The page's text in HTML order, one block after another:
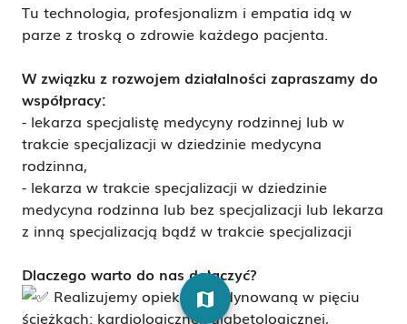
Tu technologia, profesjonalizm i empatia idą w
parze z troską o zdrowie każdego pacjenta.
W związku z rozwojem działalności zapraszamy do
współpracy:
- lekarza specjalistę medycyny rodzinnej lub w
trakcie specjalizacji w dziedzinie medycyna
rodzinna,
- lekarza w trakcie specjalizacji w dziedzinie
medycyna rodzinna lub bez specjalizacji lub lekarza
z inną specjalizacją bądź w trakcie specjalizacji
Dlaczego warto do nas dołączyć?
Realizujemy opiekę koordynowaną w pięciu
ścieżkach: kardiologicznej, diabetologicznej,
map